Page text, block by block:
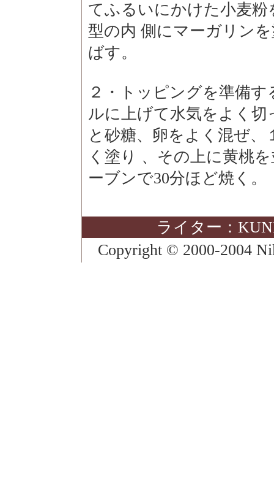
てふるいにかけた小麦
型の内 側にマーガリン
ばす。
２・トッピングを準備
ルに上げて水気をよく
と砂糖、卵をよく混ぜ
く塗り 、その上に黄桃
ーブンで30分ほど焼く。
ライター：
Copyright © 2000-2004